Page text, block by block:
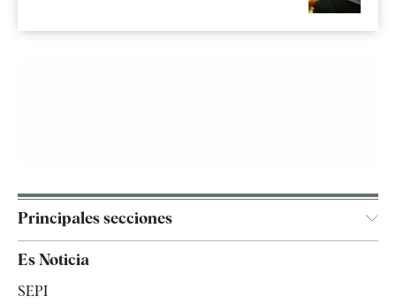
Principales secciones
España
Es Noticia
SEPI